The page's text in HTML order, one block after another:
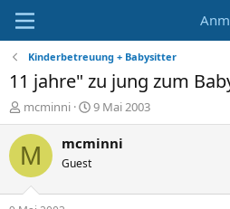
Kinderbetreuung + Babysitter
11 jahre" zu jung zum
E
r
s
t
l
mcminni
E
r
s
9 Mai 2003
M mcminni
Guest